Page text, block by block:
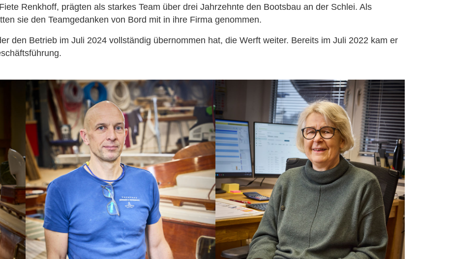
Renkhoff, prägten als starkes Team über drei Jahrzehnte den Bootsbau an der Schlei. Als
sie den Teamgedanken von Bord mit in ihre Firma genommen.
den Betrieb im Juli 2024 vollständig übernommen hat, die Werft weiter. Bereits im Juli 2022 kam er